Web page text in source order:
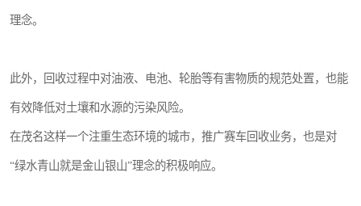
理念。
此外，回收过程中对油液、电池、轮胎等有害物质的规范处置，也能
有效降低对土壤和水源的污染风险。
在茂名这样一个注重生态环境的城市，推广赛车回收业务，也是对
“绿水青山就是金山银山”理念的积极响应。